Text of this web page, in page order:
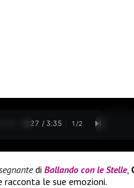
0:28 / 3:35 1 /2
di Ballando con le Stelle,
racconta le sue emozioni.